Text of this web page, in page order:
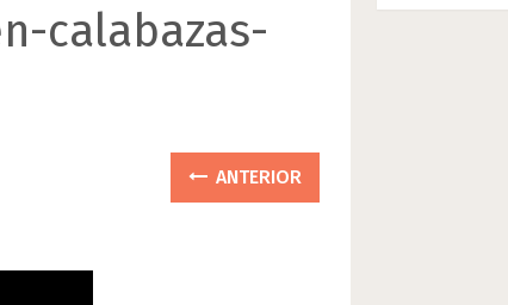
calabazas-
ANTERIOR